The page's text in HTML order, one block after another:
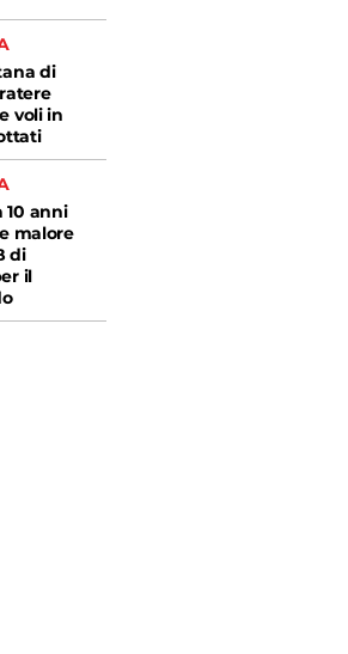
di
voli in
10 anni
malore
di
il